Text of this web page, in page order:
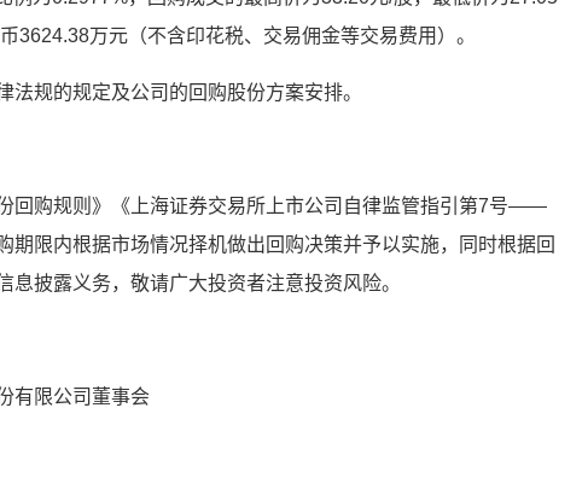
3624.38万元（不含印花税、交易佣金等交易费用）。
法规的规定及公司的回购股份方案安排。
回购规则》《上海证券交易所上市公司自律监管指引第7号——
期限内根据市场情况择机做出回购决策并予以实施，同时根据回
息披露义务，敬请广大投资者注意投资风险。
有限公司董事会